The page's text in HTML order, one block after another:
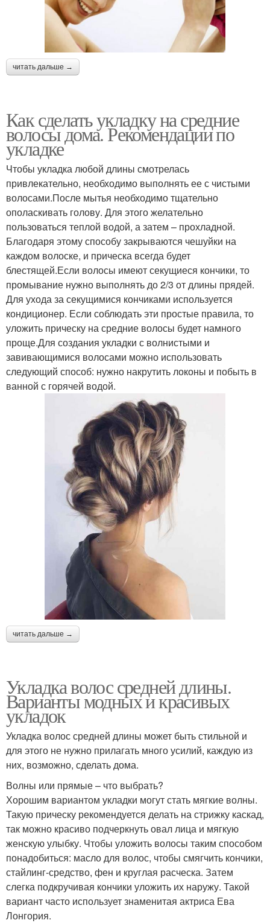
читать дальше →
Как сделать укладку на средние
волосы дома. Рекомендации по
укладке
Чтобы укладка любой длины смотрелась
привлекательно, необходимо выполнять ее с чистыми
волосами.После мытья необходимо тщательно
ополаскивать голову. Для этого желательно
пользоваться теплой водой, а затем – прохладной.
Благодаря этому способу закрываются чешуйки на
каждом волоске, и прическа всегда будет
блестящей.Если волосы имеют секущиеся кончики, то
промывание нужно выполнять до 2/3 от длины прядей.
Для ухода за секущимися кончиками используется
кондиционер. Если соблюдать эти простые правила, то
уложить прическу на средние волосы будет намного
проще.Для создания укладки с волнистыми и
завивающимися волосами можно использовать
следующий способ: нужно накрутить локоны и побыть в
ванной с горячей водой.
читать дальше →
Укладка волос средней длины.
Варианты модных и красивых
укладок
Укладка волос средней длины может быть стильной и
для этого не нужно прилагать много усилий, каждую из
них, возможно, сделать дома.
Волны или прямые – что выбрать?
Хорошим вариантом укладки могут стать мягкие волны.
Такую прическу рекомендуется делать на стрижку каскад,
так можно красиво подчеркнуть овал лица и мягкую
женскую улыбку. Чтобы уложить волосы таким способом
понадобиться: масло для волос, чтобы смягчить кончики,
стайлинг-средство, фен и круглая расческа. Затем
слегка подкручивая кончики уложить их наружу. Такой
вариант часто использует знаменитая актриса Ева
Лонгория.